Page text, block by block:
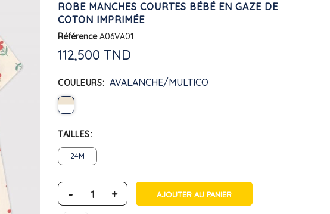
ROBE MANCHES COURTES BÉBÉ EN GAZE DE
COTON IMPRIMÉE
Référence A06VA01
112,500 TND
COULEURS AVALANCHE/MULTICO
TAILLES
24M
- + AJOUTER AU PANIER